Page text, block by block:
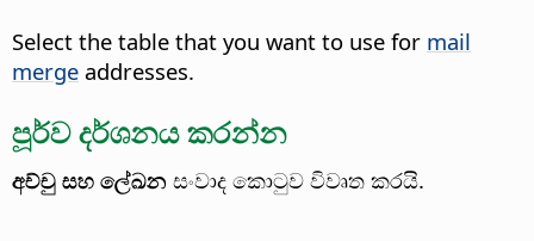
Select the table that you want to use for mail
merge addresses.
පූර්ව දර්ශනය කරන්න
අච්චු සහ ලේඛන සංවාද කොටුව විවෘත කරයි.